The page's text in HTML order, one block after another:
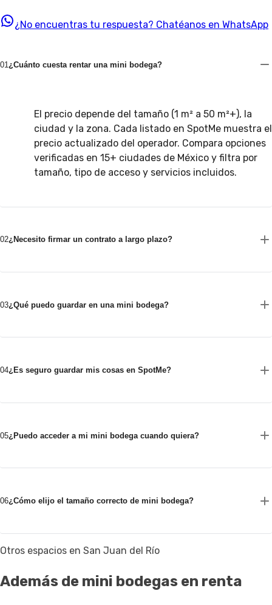
¿No encuentras tu respuesta? Chatéanos en WhatsApp
01 ¿Cuánto cuesta rentar una mini bodega?
El precio depende del tamaño (1 m² a 50 m²+), la
ciudad y la zona. Cada listado en SpotMe muestra el
precio actualizado del operador. Compara opciones
verificadas en 15+ ciudades de México y filtra por
tamaño, tipo de acceso y servicios incluidos.
02¿Necesito firmar un contrato a largo plazo?
03¿Qué puedo guardar en una mini bodega?
04¿Es seguro guardar mis cosas en SpotMe?
05¿Puedo acceder a mi mini bodega cuando quiera?
06¿Cómo elijo el tamaño correcto de mini bodega?
Otros espacios en San Juan del Río
Además de mini bodegas en renta